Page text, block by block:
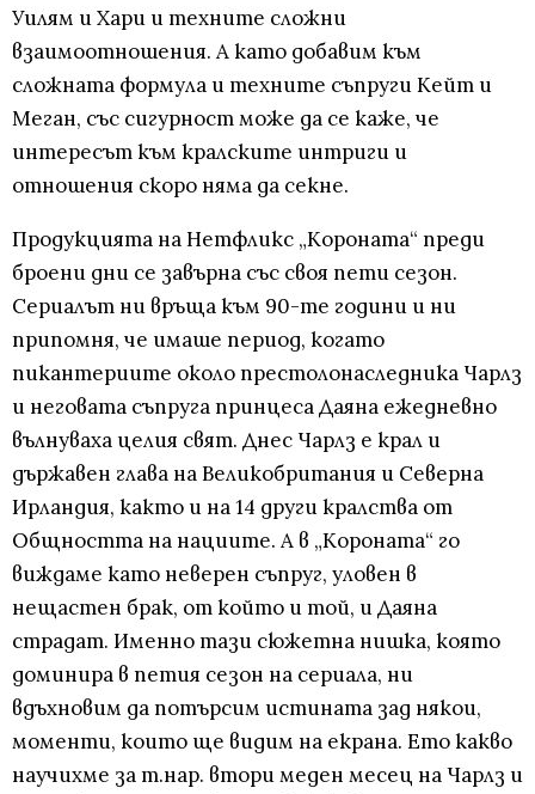
Уилям и Хари и техните сложни
взаимоотношения. А като добавим към
сложната формула и техните съпруги Кейт и
Меган, със сигурност може да се каже, че
интересът към кралските интриги и
отношения скоро няма да секне.
Продукцията на Нетфликс „Короната“ преди
броени дни се завърна със своя пети сезон.
Сериалът ни връща към 90-те години и ни
припомня, че имаше период, когато
пикантериите около престолонаследника Чарлз
и неговата съпруга принцеса Даяна ежедневно
вълнуваха целия свят. Днес Чарлз е крал и
държавен глава на Великобритания и Северна
Ирландия, както и на 14 други кралства от
Общността на нациите. А в „Короната“ го
виждаме като неверен съпруг, уловен в
нещастен брак, от който и той, и Даяна
страдат. Именно тази сюжетна нишка, която
доминира в петия сезон на сериала, ни
вдъхновим да потърсим истината зад някои,
моменти, които ще видим на екрана. Ето какво
научихме за т.нар. втори меден месец на Чарлз и